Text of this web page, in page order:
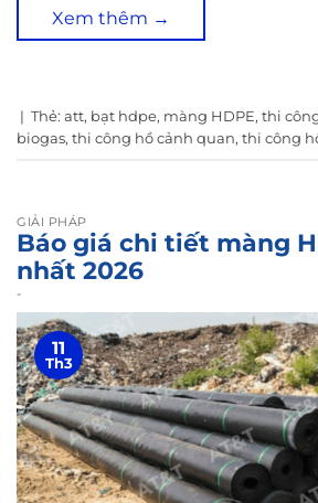
Xem thêm →
| Thẻ: att, bạt hdpe, màng HDPE, thi
biogas, thi công hồ cảnh quan, thi công
GIẢI PHÁP
Báo giá chi tiết màng
nhất 2026
-
11
Th3